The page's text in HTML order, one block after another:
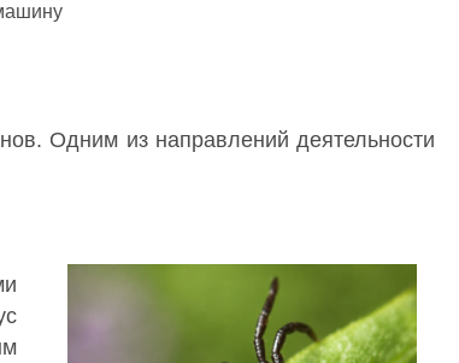
Одним из направлений деятельности